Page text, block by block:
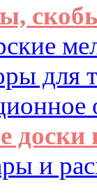
для
доски
и